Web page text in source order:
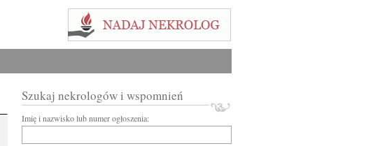
Szukaj nekrologów i wspomnień
Imię i nazwisko lub numer ogłoszenia: